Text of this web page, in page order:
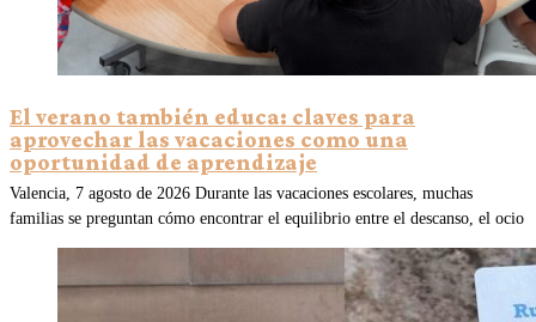
El verano también educa: claves para
aprovechar las vacaciones como una
oportunidad de aprendizaje
Valencia, 7 agosto de 2026 Durante las vacaciones escolares, muchas
familias se preguntan cómo encontrar el equilibrio entre el descanso, el ocio